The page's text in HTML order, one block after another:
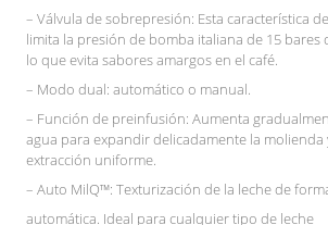
– Válvula de sobrepresión: Esta característica
limita la presión de bomba italiana de 15 bares
lo que evita sabores amargos en el café.
– Modo dual: automático o manual.
– Función de preinfusión: Aumenta
agua para expandir delicadamente la molienda
extracción uniforme.
– Auto MilQ™: Texturización de la leche de
automática. Ideal para cualquier tipo de leche